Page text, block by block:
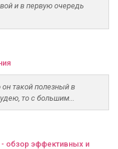
и в первую очередь
такой полезный в
то с большим...
- обзор эффективных и